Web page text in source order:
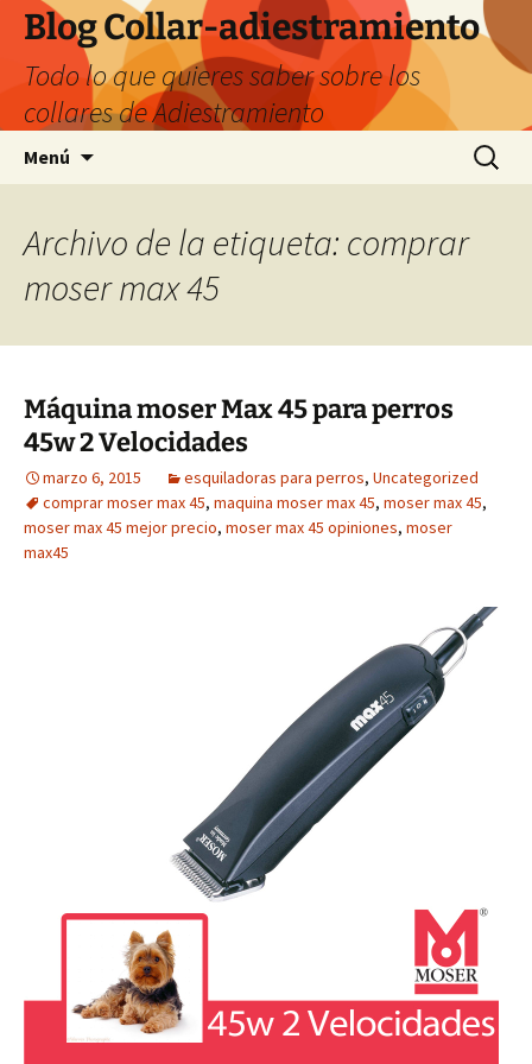
Saltar
contenido
Blog Collar-adiestramiento
Todo lo que quieres saber sobre los
collares de Adiestramiento
Menú Buscar:
Archivo de la etiqueta: comprar
moser max 45
Máquina moser Max 45 para perros
45w 2 Velocidades
marzo 6, 2015 esquiladoras para perros, Uncategorized
comprar moser max 45, maquina moser max 45, moser max 45,
moser max 45 mejor precio, moser max 45 opiniones, moser
max45